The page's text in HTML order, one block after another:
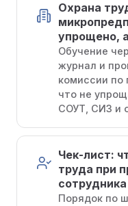
Охрана
упрощено,
Обучение
журнал и
комиссии
что не
СОУТ, СИЗ и
Чек-лист:
труда при
сотрудника
Порядок по